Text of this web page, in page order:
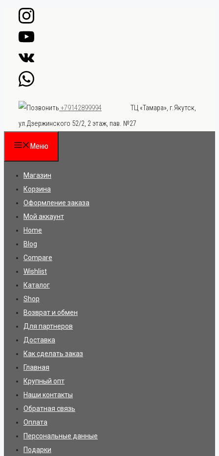
Перейти
содержимому
+79142899994
ТЦ «Тамара», г.Якутск,
ул.Дзержинского 52/2, 2 этаж, пав. №27
Меню
Магазин
Корзина
Оформление заказа
Мой аккаунт
Home
Blog
Compare
Wishlist
Каталог
Shop
Возврат и обмен
Для партнеров
Доставка
Как сделать заказ
Главная
Крупный опт
Наши контакты
Обратная связь
Оплата
Персональные данные
Подарки